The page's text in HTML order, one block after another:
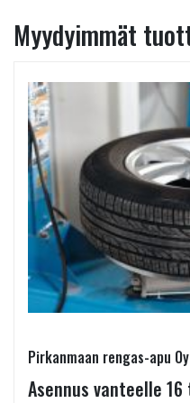
Myydyimmät
Pirkanmaan rengas-apu Oy
Asennus vanteelle